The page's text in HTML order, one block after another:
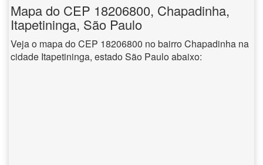
Mapa do CEP 18206800, Chapadinha,
Itapetininga, São Paulo
Veja o mapa do CEP 18206800 no bairro Chapadinha na
cidade Itapetininga, estado São Paulo abaixo: